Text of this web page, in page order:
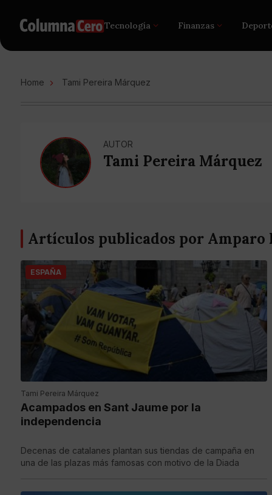
Tecnología Finanzas
Home Tami Pereira Márquez
AUTOR
Tami Pereira Márquez
Artículos publicados por Amparo
ESPAÑA
Tami Pereira Márquez
Acampados en Sant Jaume por la
independencia
Decenas de catalanes plantan sus tiendas de campaña en
una de las plazas más famosas con motivo de la Diada